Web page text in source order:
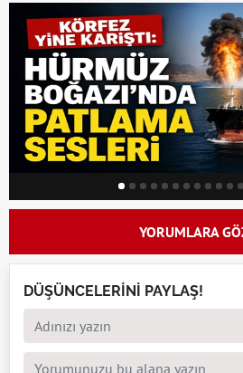
YORUMLARA
DÜŞÜNCELERİNİ PAYLAŞ!